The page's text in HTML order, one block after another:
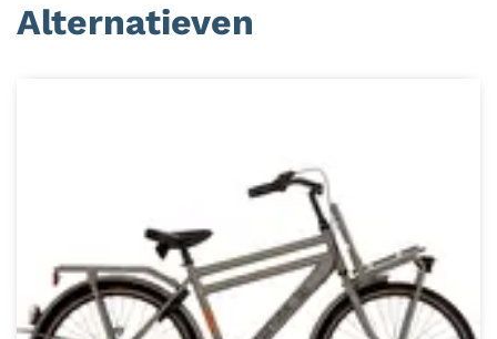
Alternatieven